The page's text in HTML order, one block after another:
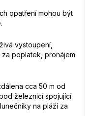
opatření mohou být
vystoupení,
poplatek, pronájem
cca 50 m od
železnicí spojující
na pláži za